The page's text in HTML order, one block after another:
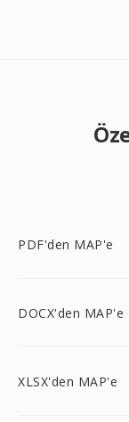
PDF'den MAP'e
DOCX'den MAP'e
XLSX'den MAP'e